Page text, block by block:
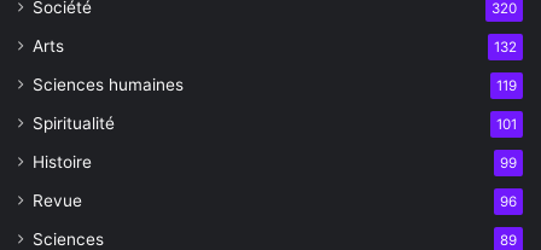
Société 320
Arts 132
Sciences humaines 119
Spiritualité 101
Histoire 99
Revue 96
Sciences 89